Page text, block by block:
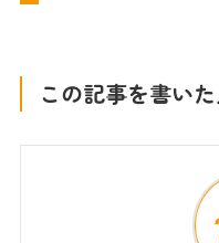
この記事を書い